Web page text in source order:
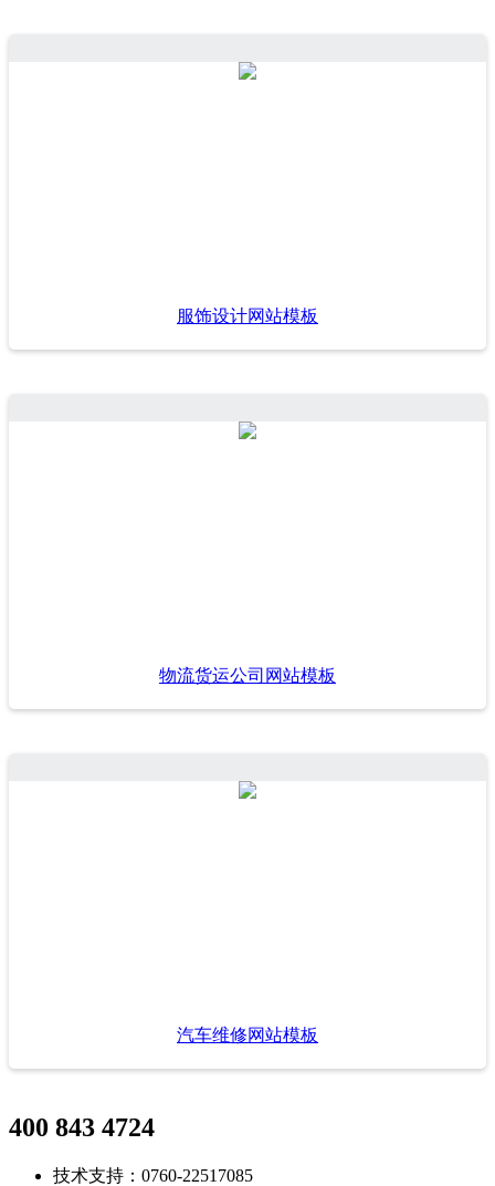
服饰设计网站模板
物流货运公司网站模板
汽车维修网站模板
400 843 4724
技术支持：0760-22517085